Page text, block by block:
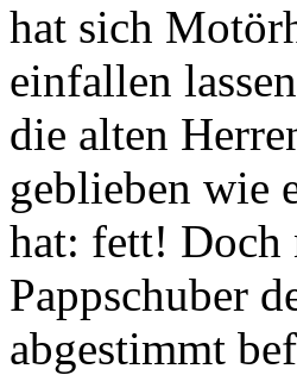
hat sich
einfallen
die alten
geblieben wie
hat: fett! Doch
Pappschuber
abgestimmt